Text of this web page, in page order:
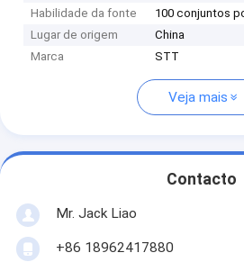
Habilidade da fonte
100 conjuntos
Lugar de origem
China
Marca
STT
Veja mais
Contacto
Mr. Jack Liao
+86 18962417880